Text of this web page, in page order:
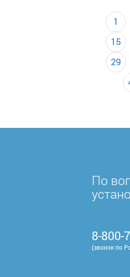
1
15
29
По
8-800-
(звонок по